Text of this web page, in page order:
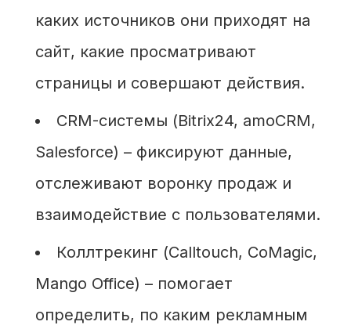
каких источников они приходят на
сайт, какие просматривают
страницы и совершают действия.
CRM-системы (Bitrix24, amoCRM,
Salesforce) – фиксируют данные,
отслеживают воронку продаж и
взаимодействие с пользователями.
Коллтрекинг (Calltouch, CoMagic,
Mango Office) – помогает
определить, по каким рекламным